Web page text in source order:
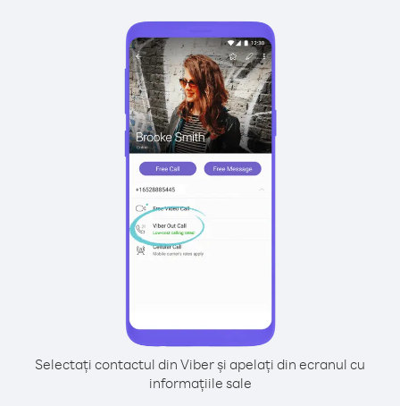
Selectați contactul din Viber și apelați din ecranul cu
informațiile sale